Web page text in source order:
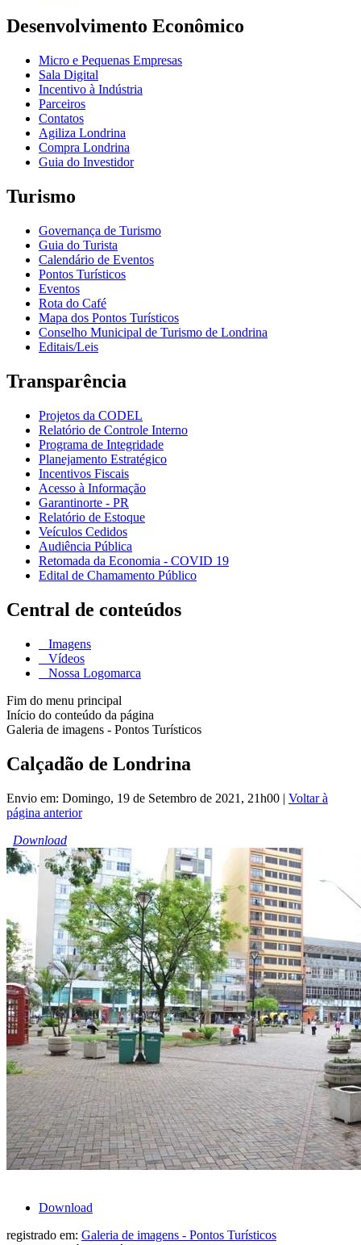
Desenvolvimento Econômico
Micro e Pequenas Empresas
Sala Digital
Incentivo à Indústria
Parceiros
Contatos
Agiliza Londrina
Compra Londrina
Guia do Investidor
Turismo
Governança de Turismo
Guia do Turista
Calendário de Eventos
Pontos Turísticos
Eventos
Rota do Café
Mapa dos Pontos Turísticos
Conselho Municipal de Turismo de Londrina
Editais/Leis
Transparência
Projetos da CODEL
Relatório de Controle Interno
Programa de Integridade
Planejamento Estratégico
Incentivos Fiscais
Acesso à Informação
Garantinorte - PR
Relatório de Estoque
Veículos Cedidos
Audiência Pública
Retomada da Economia - COVID 19
Edital de Chamamento Público
Central de conteúdos
Imagens
Vídeos
Nossa Logomarca
Fim do menu principal
Início do conteúdo da página
Galeria de imagens - Pontos Turísticos
Calçadão de Londrina
Envio em: Domingo, 19 de Setembro de 2021, 21h00 | Voltar à
página anterior
Download
Download
registrado em: Galeria de imagens - Pontos Turísticos